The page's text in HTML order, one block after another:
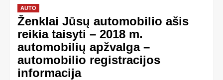
AUTO
Ženklai Jūsų automobilio ašis
reikia taisyti – 2018 m.
automobilių apžvalga –
automobilio registracijos
informacija